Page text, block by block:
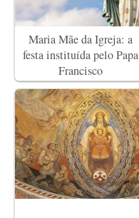
Maria Mãe da Igreja: a
festa instituída pelo Papa
Francisco